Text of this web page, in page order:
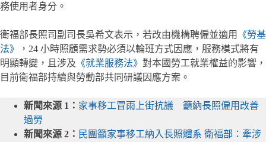
務使用者身分。
衛福部長照司副司長吳希文表示，若改由機構聘僱並適用
《勞基
法》
，24 小時照顧需求勢必須以輪班方式因應，服務模式將有
明顯轉變，且涉及 《就業服務法》 對本國勞工就業權益的影響，
目前衛福部持續與勞動部共同研議因應方案。
新聞來源 1： 家事移工冒雨上街抗議 籲納長照僱用改善
過勞
新聞來源 2： 民團籲家事移工納入長照體系 衛福部：牽涉